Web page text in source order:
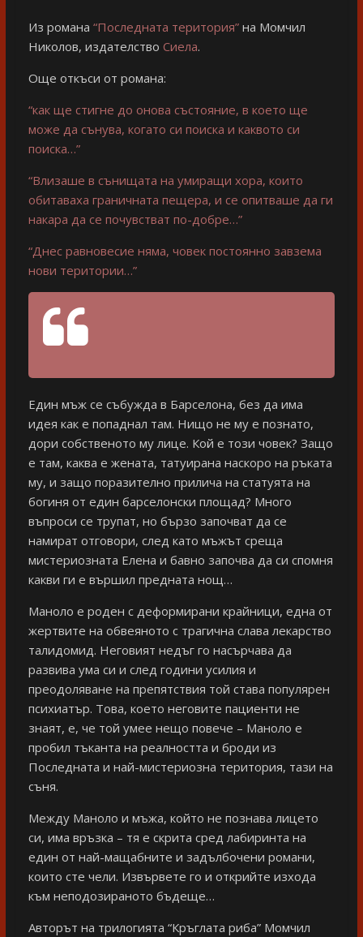
Из романа “Последната територия”на Момчил
Николов, издателство Сиела.
Още откъси от романа:
“как ще стигне до онова състояние, в което ще
може да сънува, когато си поиска и каквото си
поиска…”
“Влизаше в сънищата на умиращи хора, които
обитаваха граничната пещера, и се опитваше да ги
накара да се почувстват по-добре…”
“Днес равновесие няма, човек постоянно завзема
нови територии…”
Един мъж се събужда в Барселона, без да има
идея как е попаднал там. Нищо не му е познато,
дори собственото му лице. Кой е този човек? Защо
е там, каква е жената, татуирана наскоро на ръката
му, и защо поразително прилича на статуята на
богиня от един барселонски площад? Много
въпроси се трупат, но бързо започват да се
намират отговори, след като мъжът среща
мистериозната Елена и бавно започва да си спомня
какви ги е вършил предната нощ…
Маноло е роден с деформирани крайници, една от
жертвите на обвеяното с трагична слава лекарство
талидомид. Неговият недъг го насърчава да
развива ума си и след години усилия и
преодоляване на препятствия той става популярен
психиатър. Това, което неговите пациенти не
знаят, е, че той умее нещо повече – Маноло е
пробил тъканта на реалността и броди из
Последната и най-мистериозна територия, тази на
съня.
Между Маноло и мъжа, който не познава лицето
си, има връзка – тя е скрита сред лабиринта на
един от най-мащабните и задълбочени романи,
които сте чели. Извървете го и открийте изхода
към неподозираното бъдеще…
Авторът на трилогията “Кръглата риба” Момчил